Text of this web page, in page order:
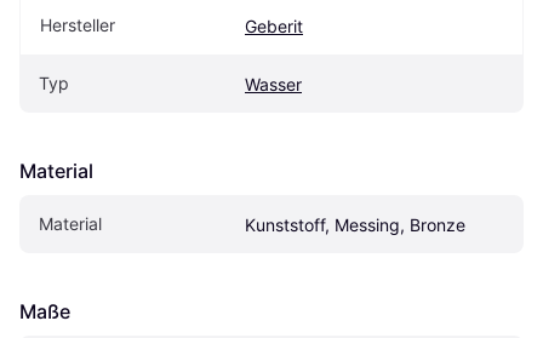
Hersteller Geberit
Typ Wasser
Material
Material Kunststoff, Messing, Bronze
Maße